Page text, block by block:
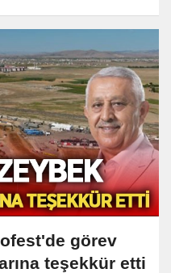
görev
teşekkür etti